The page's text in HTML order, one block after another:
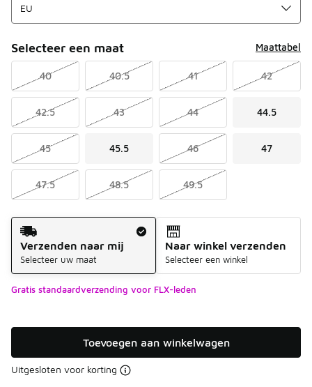
Selecteer een maat Maattabel
40 40.5 41 42
42.5 43 44 44.5
45 45.5 46 47
47.5 48.5 49.5
Verzendmethode
Verzenden naar mij
Selecteer uw maat
Naar winkel verzenden
Selecteer een winkel
Gratis standaardverzending voor FLX-leden
Toevoegen aan winkelwagen
Uitgesloten voor korting